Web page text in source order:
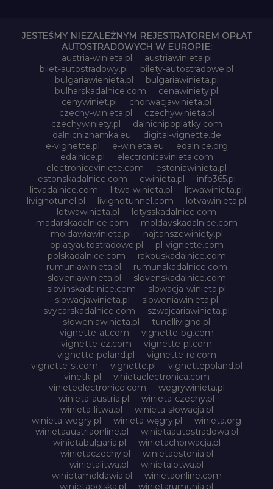
JESTEŚMY NIEZALEŻNYM REJESTRATOREM OPŁAT
AUTOSTRADOWYCH W EUROPIE:
austria-winieta.pl
austriawinieta.pl
bilet-autostradowy.pl
bilety-autostradowe.pl
bulgariawienieta.pl
bulgariawinieta.pl
bulharskadalnice.com
cenawiniety.pl
cenywiniet.pl
chorwacjawinieta.pl
czechy-winieta.pl
czechywinieta.pl
czechywiniety.pl
dalnicnipoplatky.com
dalnicniznamka.eu
digital-vignette.de
e-vignette.pl
e-winieta.eu
edalnice.org
edalnice.pl
electronicavinieta.com
electroniceviniete.com
estoniawinieta.pl
estonskadalnice.com
ewinieta.pl
info365.pl
litvadalnice.com
litwa-winieta.pl
litwawinieta.pl
livignotunel.pl
livignotunnel.com
lotvawinieta.pl
lotwawinieta.pl
lotysskadalnice.com
madarskadalnice.com
moldavskadalnice.com
moldawiawinieta.pl
najtanszewiniety.pl
oplatyautostradowe.pl
pl-vignette.com
polskadalnice.com
rakouskadalnice.com
rumuniawinieta.pl
rumunskadalnice.com
sloveniawinieta.pl
slovenskadalnice.com
slovinskadalnice.com
slowacja-winieta.pl
slowacjawinieta.pl
sloweniawinieta.pl
svycarskadalnice.com
szwajcariawinieta.pl
słoweniawinieta.pl
tunellivigno.pl
vignette-at.com
vignette-bg.com
vignette-cz.com
vignette-pl.com
vignette-poland.pl
vignette-ro.com
vignette-si.com
vignette.pl
vignettepoland.pl
vinetki.pl
vinietaelectronica.com
vinieteelectronice.com
wegrywinieta.pl
winieta-austria.pl
winieta-czechy.pl
winieta-litwa.pl
winieta-słowacja.pl
winieta-wegry.pl
winieta-węgry.pl
winieta.org
winietaaustriaonline.pl
winietaautostradowa.pl
winietabulgaria.pl
winietachorwacja.pl
winietaczechy.pl
winietaestonia.pl
winietalitwa.pl
winietalotwa.pl
winietamoldawia.pl
winietaonline.com
winietapolska.pl
winietarumunia.pl